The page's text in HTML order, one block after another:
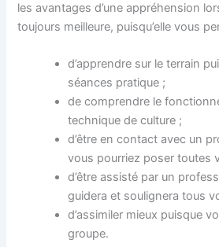
les avantages d’une appréhension
toujours meilleure, puisqu’elle vous
d’apprendre sur le terrain
séances pratique ;
de comprendre le
technique de culture ;
d’être en contact avec un
vous pourriez poser toutes
d’être assisté par un
guidera et soulignera tous
d’assimiler mieux puisque
groupe.